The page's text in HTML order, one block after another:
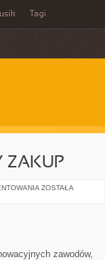
Tagi
ZAKUP
WÓZ
ZOSTAŁA
zawodów,